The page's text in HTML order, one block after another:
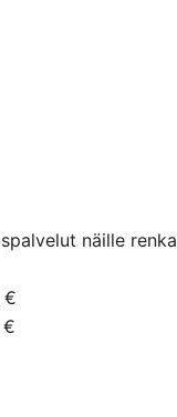
näille
€
€